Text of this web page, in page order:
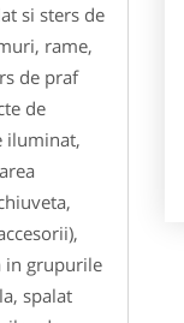
si sters de
rame,
de praf
de
iluminat,
in grupurile
spalat